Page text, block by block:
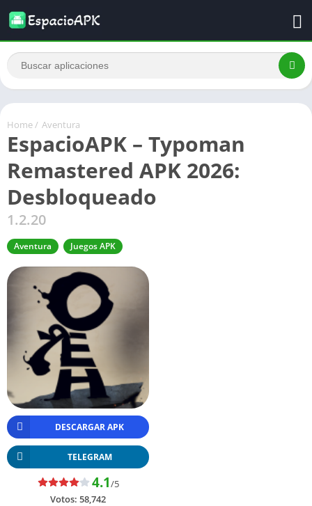
Home / Aventura
EspacioAPK – Typoman
Remastered APK 2026:
Desbloqueado
1.2.20
Aventura Juegos APK
DESCARGAR APK
TELEGRAM
4.1/5
Votos: 58,742